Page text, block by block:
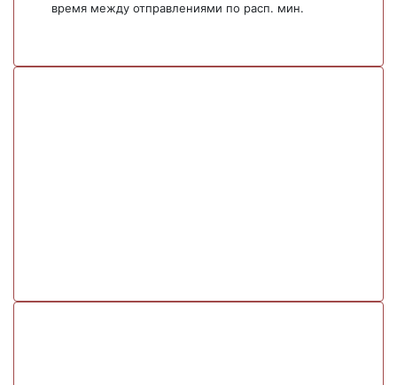
время между отправлениями по расп. мин.